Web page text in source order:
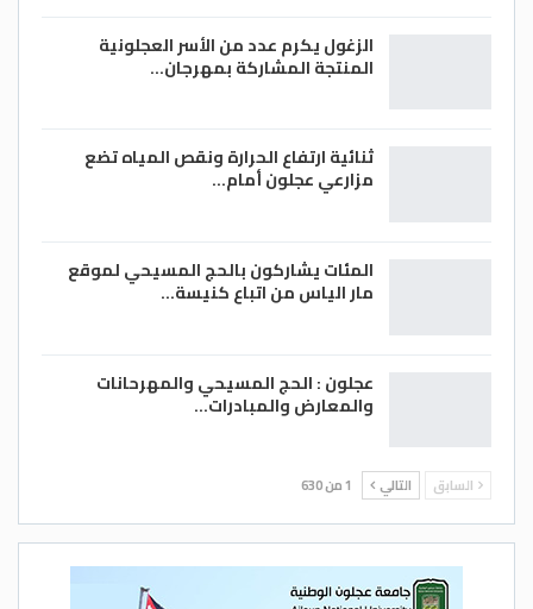
الزغول يكرم عدد من الأسر العجلونية
المنتجة المشاركة بمهرجان…
ثنائية ارتفاع الحرارة ونقص المياه تضع
مزارعي عجلون أمام…
المئات يشاركون بالحج المسيحي لموقع
مار الياس من اتباع كنيسة…
عجلون : الحج المسيحي والمهرحانات
والمعارض والمبادرات…
السابق التالي 1 من 630